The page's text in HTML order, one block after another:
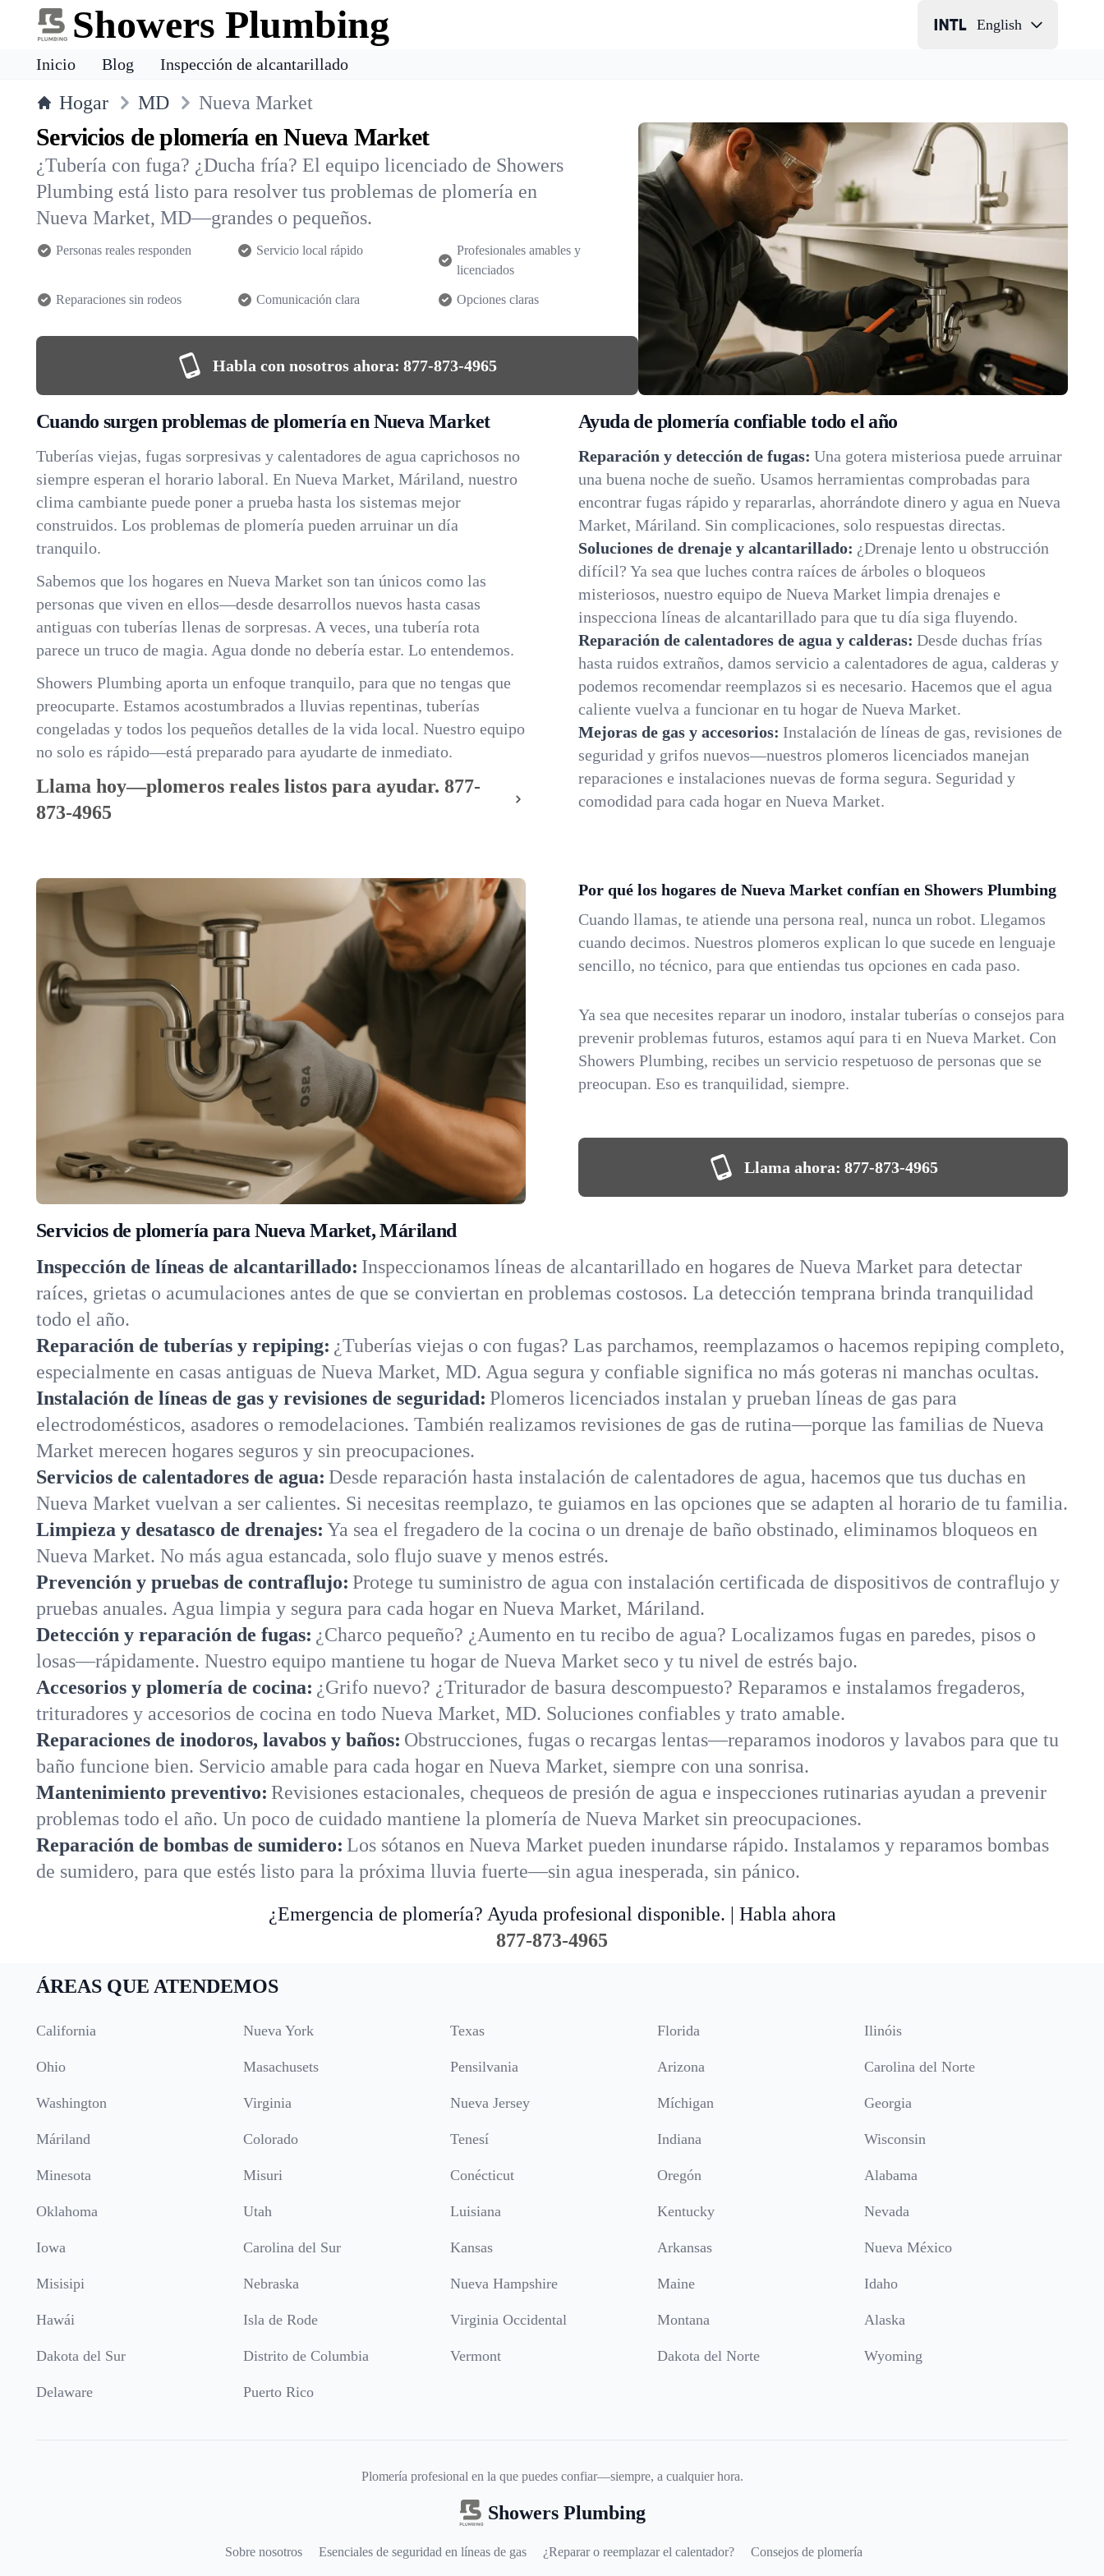
Showers Plumbing English
Inicio Blog Inspección de alcantarillado
Hogar MD Nueva Market
Servicios de plomería en Nueva Market
¿Tubería con fuga? ¿Ducha fría? El equipo licenciado de Showers
Plumbing está listo para resolver tus problemas de plomería en
Nueva Market, MD—grandes o pequeños.
Personas reales responden Servicio local rápido
Profesionales amables y
licenciados
Reparaciones sin rodeos Comunicación clara Opciones claras
Habla con nosotros ahora: 877-873-4965
Cuando surgen problemas de plomería en Nueva Market
Tuberías viejas, fugas sorpresivas y calentadores de agua caprichosos no
siempre esperan el horario laboral. En Nueva Market, Máriland, nuestro
clima cambiante puede poner a prueba hasta los sistemas mejor
construidos. Los problemas de plomería pueden arruinar un día
tranquilo.
Sabemos que los hogares en Nueva Market son tan únicos como las
personas que viven en ellos—desde desarrollos nuevos hasta casas
antiguas con tuberías llenas de sorpresas. A veces, una tubería rota
parece un truco de magia. Agua donde no debería estar. Lo entendemos.
Showers Plumbing aporta un enfoque tranquilo, para que no tengas que
preocuparte. Estamos acostumbrados a lluvias repentinas, tuberías
congeladas y todos los pequeños detalles de la vida local. Nuestro equipo
no solo es rápido—está preparado para ayudarte de inmediato.
Llama hoy—plomeros reales listos para ayudar. 877-
873-4965
Ayuda de plomería confiable todo el año
Reparación y detección de fugas: Una gotera misteriosa puede arruinar
una buena noche de sueño. Usamos herramientas comprobadas para
encontrar fugas rápido y repararlas, ahorrándote dinero y agua en Nueva
Market, Máriland. Sin complicaciones, solo respuestas directas.
Soluciones de drenaje y alcantarillado: ¿Drenaje lento u obstrucción
difícil? Ya sea que luches contra raíces de árboles o bloqueos
misteriosos, nuestro equipo de Nueva Market limpia drenajes e
inspecciona líneas de alcantarillado para que tu día siga fluyendo.
Reparación de calentadores de agua y calderas: Desde duchas frías
hasta ruidos extraños, damos servicio a calentadores de agua, calderas y
podemos recomendar reemplazos si es necesario. Hacemos que el agua
caliente vuelva a funcionar en tu hogar de Nueva Market.
Mejoras de gas y accesorios: Instalación de líneas de gas, revisiones de
seguridad y grifos nuevos—nuestros plomeros licenciados manejan
reparaciones e instalaciones nuevas de forma segura. Seguridad y
comodidad para cada hogar en Nueva Market.
Por qué los hogares de Nueva Market confían en Showers Plumbing
Cuando llamas, te atiende una persona real, nunca un robot. Llegamos
cuando decimos. Nuestros plomeros explican lo que sucede en lenguaje
sencillo, no técnico, para que entiendas tus opciones en cada paso.
Ya sea que necesites reparar un inodoro, instalar tuberías o consejos para
prevenir problemas futuros, estamos aquí para ti en Nueva Market. Con
Showers Plumbing, recibes un servicio respetuoso de personas que se
preocupan. Eso es tranquilidad, siempre.
Llama ahora: 877-873-4965
Servicios de plomería para Nueva Market, Máriland
Inspección de líneas de alcantarillado: Inspeccionamos líneas de alcantarillado en hogares de Nueva Market para detectar
raíces, grietas o acumulaciones antes de que se conviertan en problemas costosos. La detección temprana brinda tranquilidad
todo el año.
Reparación de tuberías y repiping: ¿Tuberías viejas o con fugas? Las parchamos, reemplazamos o hacemos repiping completo,
especialmente en casas antiguas de Nueva Market, MD. Agua segura y confiable significa no más goteras ni manchas ocultas.
Instalación de líneas de gas y revisiones de seguridad: Plomeros licenciados instalan y prueban líneas de gas para
electrodomésticos, asadores o remodelaciones. También realizamos revisiones de gas de rutina—porque las familias de Nueva
Market merecen hogares seguros y sin preocupaciones.
Servicios de calentadores de agua: Desde reparación hasta instalación de calentadores de agua, hacemos que tus duchas en
Nueva Market vuelvan a ser calientes. Si necesitas reemplazo, te guiamos en las opciones que se adapten al horario de tu familia.
Limpieza y desatasco de drenajes: Ya sea el fregadero de la cocina o un drenaje de baño obstinado, eliminamos bloqueos en
Nueva Market. No más agua estancada, solo flujo suave y menos estrés.
Prevención y pruebas de contraflujo: Protege tu suministro de agua con instalación certificada de dispositivos de contraflujo y
pruebas anuales. Agua limpia y segura para cada hogar en Nueva Market, Máriland.
Detección y reparación de fugas: ¿Charco pequeño? ¿Aumento en tu recibo de agua? Localizamos fugas en paredes, pisos o
losas—rápidamente. Nuestro equipo mantiene tu hogar de Nueva Market seco y tu nivel de estrés bajo.
Accesorios y plomería de cocina: ¿Grifo nuevo? ¿Triturador de basura descompuesto? Reparamos e instalamos fregaderos,
trituradores y accesorios de cocina en todo Nueva Market, MD. Soluciones confiables y trato amable.
Reparaciones de inodoros, lavabos y baños: Obstrucciones, fugas o recargas lentas—reparamos inodoros y lavabos para que tu
baño funcione bien. Servicio amable para cada hogar en Nueva Market, siempre con una sonrisa.
Mantenimiento preventivo: Revisiones estacionales, chequeos de presión de agua e inspecciones rutinarias ayudan a prevenir
problemas todo el año. Un poco de cuidado mantiene la plomería de Nueva Market sin preocupaciones.
Reparación de bombas de sumidero: Los sótanos en Nueva Market pueden inundarse rápido. Instalamos y reparamos bombas
de sumidero, para que estés listo para la próxima lluvia fuerte—sin agua inesperada, sin pánico.
¿Emergencia de plomería? Ayuda profesional disponible. | Habla ahora
877-873-4965
ÁREAS QUE ATENDEMOS
California Nueva York Texas Florida Ilinóis
Ohio Masachusets Pensilvania Arizona Carolina del Norte
Washington Virginia Nueva Jersey Míchigan Georgia
Máriland Colorado Tenesí Indiana Wisconsin
Minesota Misuri Conécticut Oregón Alabama
Oklahoma Utah Luisiana Kentucky Nevada
Iowa Carolina del Sur Kansas Arkansas Nueva México
Misisipi Nebraska Nueva Hampshire Maine Idaho
Hawái Isla de Rode Virginia Occidental Montana Alaska
Dakota del Sur Distrito de Columbia Vermont Dakota del Norte Wyoming
Delaware Puerto Rico
Plomería profesional en la que puedes confiar—siempre, a cualquier hora.
Showers Plumbing
Sobre nosotros Esenciales de seguridad en líneas de gas ¿Reparar o reemplazar el calentador? Consejos de plomería